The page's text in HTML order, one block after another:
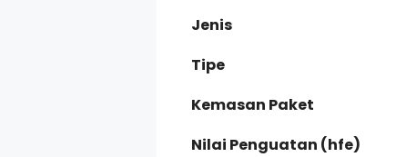
Jenis
Tipe
Kemasan Paket
Nilai Penguatan (hfe)